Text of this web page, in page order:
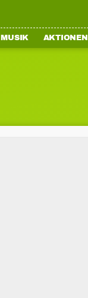
MUSIK AKTIONEN